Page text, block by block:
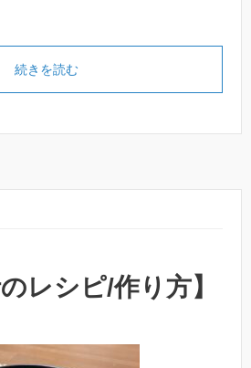
続きを読む
レシピ/作り方】